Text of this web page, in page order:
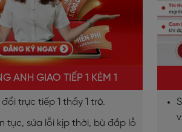
ANH GIAO TIẾP 1 KÈM 1
trực tiếp 1 thầy 1 trò.
tục, sửa lỗi kịp thời, bù đắp lỗ